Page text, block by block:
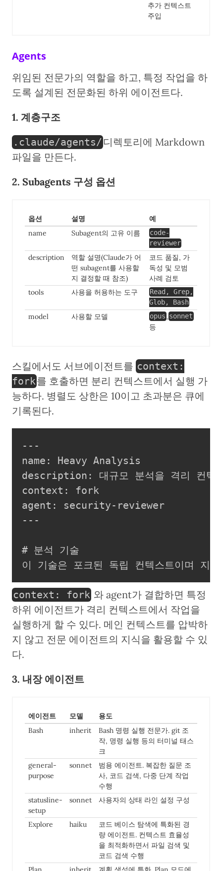
추가 컨텍스트
주입
Agents
위임된 전문가의 역할을 하고, 특정 작업을 하
도록 설계된 전문화된 하위 에이전트다.
1. 계층구조
.claude/agents/디렉토리에 Markdown
파일을 만든다.
2. Subagents 구성 옵션
옵션 설명
예
name
Subagent의 고유 이름
code-
reviewer
description
역할 설명(Claude가 어
떤 subagent를 사용할
지 결정할 때 참조)
코드 품질, 가
독성 및 모범
사례 검토
tools
사용을 허용하는 도구
Read, Grep,
Glob, Bash
model 사용할 모델 opus,sonnet
등
스킬에서도 서브에이전트를 context:
fork를 호출하면 분리 컨텍스트에서 실행 가
능하다. 병렬도 상한은 10이고 초과분은 큐에
기록된다.
---
name: Heavy Analysis
description: 대규모 분석을 격리 컨텍
context: fork
agent: security-reviewer
---
# 분석 기술
이 기술은 포크된 독립 컨텍스트이며
context: fork 와 agent가 결합하면 특정
하위 에이전트가 격리 컨텍스트에서 작업을
실행하게 할 수 있다. 메인 컨텍스트를 압박하
지 않고 전문 에이전트의 지식을 활용할 수 있
다.
3. 내장 에이전트
에이전트 모델
용도
Bash
inherit
Bash 명령 실행 전문가. git 조
작, 명령 실행 등의 터미널 태스
크
general-
purpose
sonnet
범용 에이전트. 복잡한 질문 조
사, 코드 검색, 다중 단계 작업
수행
statusline-
setup
sonnet 사용자의 상태 라인 설정 구성
Explore haiku
코드 베이스 탐색에 특화된 경
량 에이전트. 컨텍스트 효율성
을 최적화하면서 파일 검색 및
코드 검색 수행